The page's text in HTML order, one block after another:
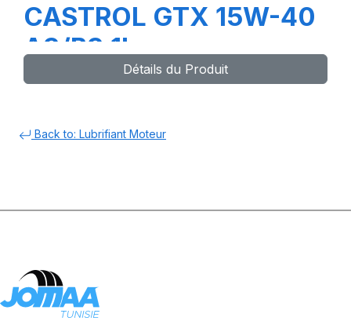
CASTROL GTX 15W-40
A3/B3 1L
Détails du Produit
Back to: Lubrifiant Moteur